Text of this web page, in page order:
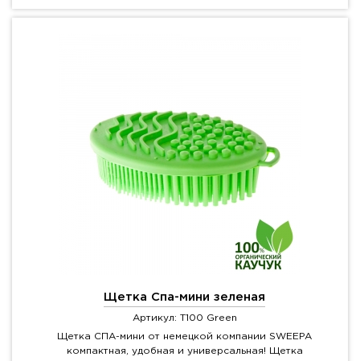
Щетка Спа-мини зеленая
Артикул: T100 Green
Щетка СПА-мини от немецкой компании SWEEPA
компактная, удобная и универсальная! Щетка